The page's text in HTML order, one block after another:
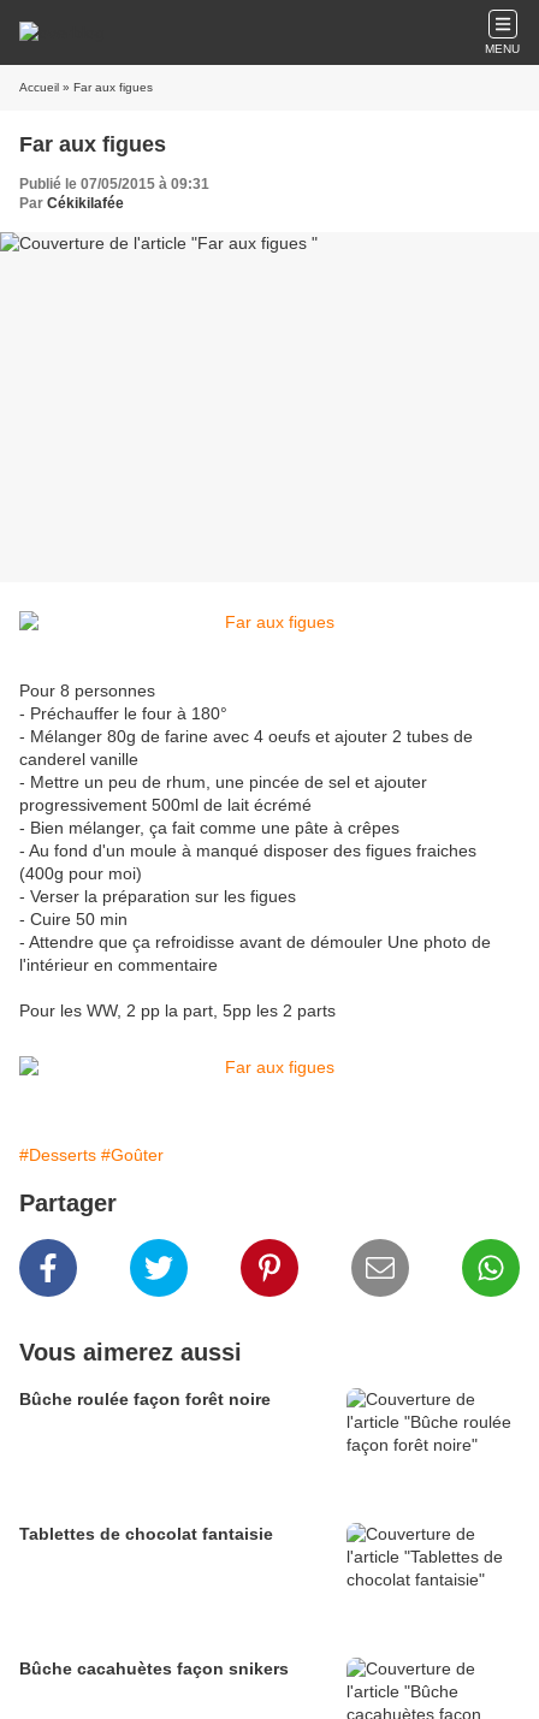
MENU
Accueil » Far aux figues
Far aux figues
Publié le 07/05/2015 à 09:31
Par Cékikilafée
Pour 8 personnes
- Préchauffer le four à 180°
- Mélanger 80g de farine avec 4 oeufs et ajouter 2 tubes de
canderel vanille
- Mettre un peu de rhum, une pincée de sel et ajouter
progressivement 500ml de lait écrémé
- Bien mélanger, ça fait comme une pâte à crêpes
- Au fond d'un moule à manqué disposer des figues fraiches
(400g pour moi)
- Verser la préparation sur les figues
- Cuire 50 min
- Attendre que ça refroidisse avant de démouler Une photo de
l'intérieur en commentaire
Pour les WW, 2 pp la part, 5pp les 2 parts
#Desserts #Goûter
Partager
Vous aimerez aussi
Bûche roulée façon forêt noire
Tablettes de chocolat fantaisie
Bûche cacahuètes façon snikers